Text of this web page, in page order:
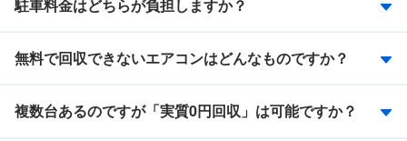
駐車料金はどちらが負担しますか？
無料で回収できないエアコンはどんなものですか？
複数台あるのですが「実質0円回収」は可能ですか？